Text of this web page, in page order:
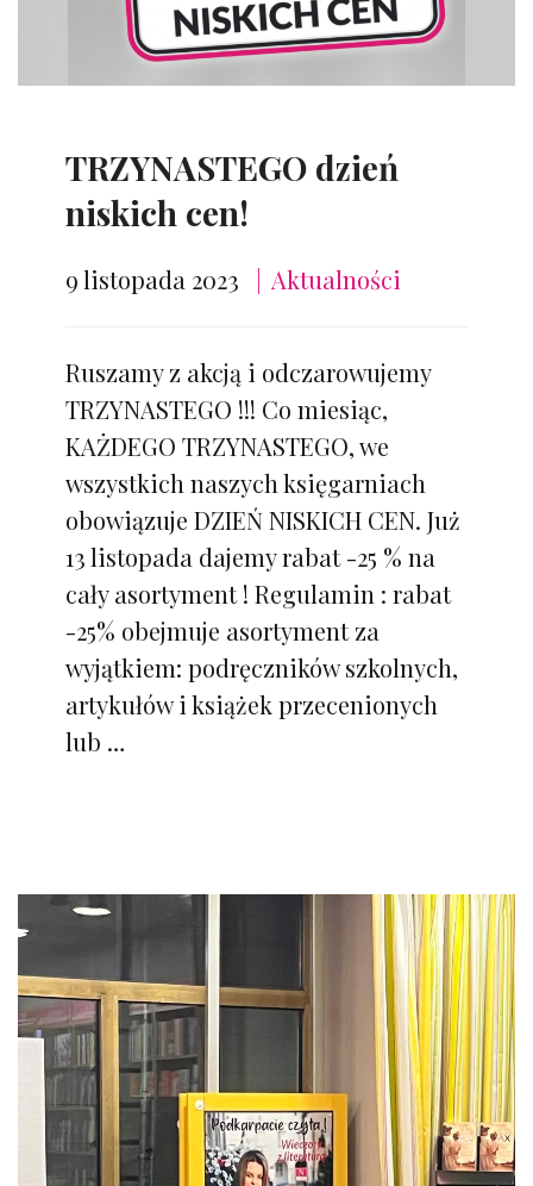
TRZYNASTEGO dzień
niskich cen!
9 listopada 2023 Aktualności
Ruszamy z akcją i odczarowujemy
TRZYNASTEGO !!! Co miesiąc,
KAŻDEGO TRZYNASTEGO, we
wszystkich naszych księgarniach
obowiązuje DZIEŃ NISKICH CEN. Już
13 listopada dajemy rabat -25 % na
cały asortyment ! Regulamin : rabat
-25% obejmuje asortyment za
wyjątkiem: podręczników szkolnych,
artykułów i książek przecenionych
lub …